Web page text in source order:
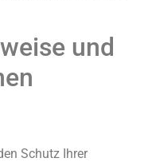
und
Schutz Ihrer